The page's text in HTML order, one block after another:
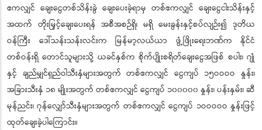
ဧကလျှင် ချေးငွေတစ်သိန်းခွဲ ချေးပေးခဲ့ရာမှ တစ်ဧကလျှင် ချေးငွေငါးသိန်းနှင့်
အထက် တိုးမြှင့်ချေးပေးရန် အစီအစဉ်ရှိ၊ မရှိ မေးခွန်းနှင့်စပ်လျဉ်း၍ ဒုတိယ
ဝန်ကြီး ဒေါ်သန်းသန်းလင်းက မြန်မာ့လယ်ယာ ဖွံ့ဖြိုးရေးဘဏ်က နိုင်ငံ
တစ်ဝန်းရှိ တောင်သူများသို့ ယခင်နှစ်က စိုက်ပျိုးစရိတ်ချေးငွေအဖြစ် စပါး၊ ဂျုံ
နှင့် ချည်မျှင်ရှည်ဝါသီးနှံများအတွက် တစ်ဧကလျှင် ငွေကျပ် ၁၅ဝဝဝဝ နှုန်း၊
အခြားသီးနှံ ၁၈ မျိုးအတွက် တစ်ဧကလျှင် ငွေကျပ် ၁၀၀၀၀၀ နှုန်း၊ ပန်းနှမ်း၊ ဆီ
မုန်ညင်း၊ ဂုန်လျှော်သီးနှံများအတွက် တစ်ဧကလျှင် ငွေကျပ် ၁ဝဝဝဝဝ နှုန်းဖြင့်
ထုတ်ချေးခဲ့ပါကြောင်း။